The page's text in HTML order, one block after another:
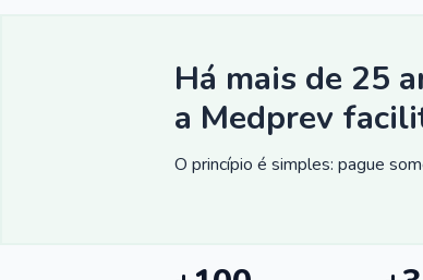
Há mais de 25
a Medprev
O princípio é simples: pague